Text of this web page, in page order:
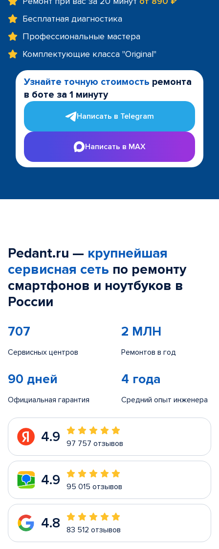
Бесплатная диагностика
Профессиональные мастера
Комплектующие класса "Original"
Узнайте точную стоимость ремонта
в боте за 1 минуту
Написать в Telegram
Написать в MAX
Pedant.ru — крупнейшая
сервисная сеть по ремонту
смартфонов и ноутбуков в
России
707
Сервисных центров
2 МЛН
Ремонтов в год
90 дней
Официальная гарантия
4 года
Средний опыт инженера
4.9 97 757 отзывов
4.9 95 015 отзывов
4.8 83 512 отзывов